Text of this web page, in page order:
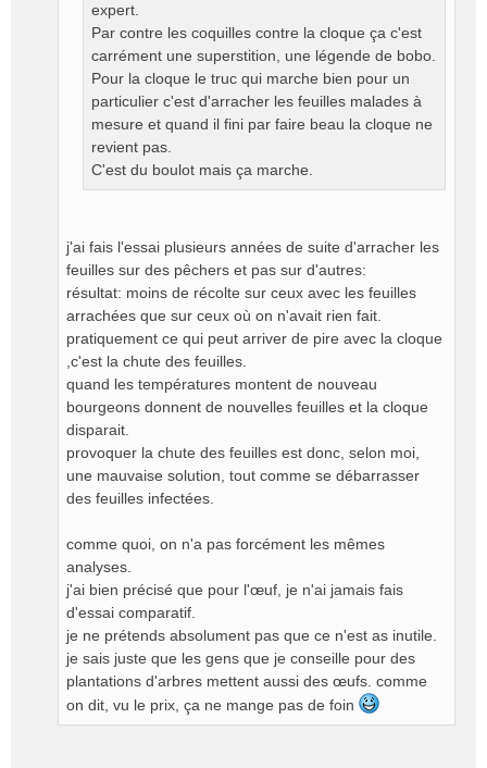
expert.
Par contre les coquilles contre la cloque ça c'est
carrément une superstition, une légende de bobo.
Pour la cloque le truc qui marche bien pour un
particulier c'est d'arracher les feuilles malades à
mesure et quand il fini par faire beau la cloque ne
revient pas.
C'est du boulot mais ça marche.
j'ai fais l'essai plusieurs années de suite d'arracher les
feuilles sur des pêchers et pas sur d'autres:
résultat: moins de récolte sur ceux avec les feuilles
arrachées que sur ceux où on n'avait rien fait.
pratiquement ce qui peut arriver de pire avec la cloque
,c'est la chute des feuilles.
quand les températures montent de nouveau
bourgeons donnent de nouvelles feuilles et la cloque
disparait.
provoquer la chute des feuilles est donc, selon moi,
une mauvaise solution, tout comme se débarrasser
des feuilles infectées.
comme quoi, on n'a pas forcément les mêmes
analyses.
j'ai bien précisé que pour l'œuf, je n'ai jamais fais
d'essai comparatif.
je ne prétends absolument pas que ce n'est as inutile.
je sais juste que les gens que je conseille pour des
plantations d'arbres mettent aussi des œufs. comme
on dit, vu le prix, ça ne mange pas de foin